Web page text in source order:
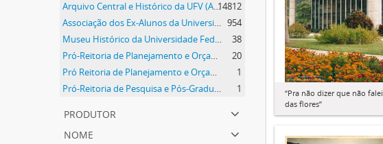
Arquivo Central e Histórico da UFV (ACH-UFV)14812
Associação dos Ex-Alunos da Universidade Federal de Viçosa (AEA) 954
Museu Histórico da Universidade Federal de Viçosa
38
Pró-Reitoria de Planejamento e Orçamento
20
Pró Reitoria de Planejamento e Orçamento
1
Pró-Reitoria de Pesquisa e Pós-Graduação
1
produtor
nome
“Pra não dizer que não falei
das flores”